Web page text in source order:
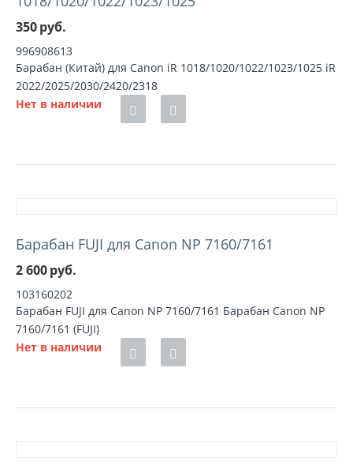
350руб.
996908613
Барабан (Китай) для Canon iR 1018/1020/1022/1023/1025 iR
2022/2025/2030/2420/2318
Нет в наличии
Барабан FUJI для Canon NP 7160/7161
2 600руб.
103160202
Барабан FUJI для Canon NP 7160/7161 Барабан Canon NP
7160/7161 (FUJI)
Нет в наличии